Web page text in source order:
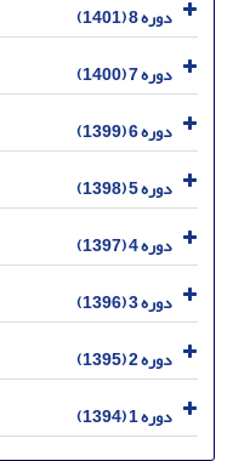
دوره 8 (1401)
دوره 7 (1400)
دوره 6 (1399)
دوره 5 (1398)
دوره 4 (1397)
دوره 3 (1396)
دوره 2 (1395)
دوره 1 (1394)